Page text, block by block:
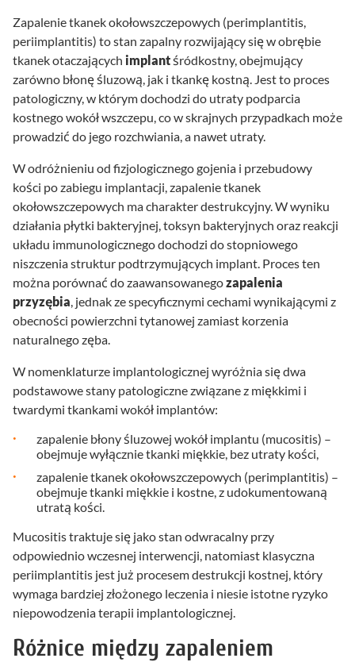
Zapalenie tkanek okołowszczepowych (perimplantitis,
periimplantitis) to stan zapalny rozwijający się w obrębie
tkanek otaczających implantśródkostny, obejmujący
zarówno błonę śluzową, jak i tkankę kostną. Jest to proces
patologiczny, w którym dochodzi do utraty podparcia
kostnego wokół wszczepu, co w skrajnych przypadkach może
prowadzić do jego rozchwiania, a nawet utraty.
W odróżnieniu od fizjologicznego gojenia i przebudowy
kości po zabiegu implantacji, zapalenie tkanek
okołowszczepowych ma charakter destrukcyjny. W wyniku
działania płytki bakteryjnej, toksyn bakteryjnych oraz reakcji
układu immunologicznego dochodzi do stopniowego
niszczenia struktur podtrzymujących implant. Proces ten
można porównać do zaawansowanegozapalenia
przyzębia, jednak ze specyficznymi cechami wynikającymi z
obecności powierzchni tytanowej zamiast korzenia
naturalnego zęba.
W nomenklaturze implantologicznej wyróżnia się dwa
podstawowe stany patologiczne związane z miękkimi i
twardymi tkankami wokół implantów:
zapalenie błony śluzowej wokół implantu (mucositis) –
obejmuje wyłącznie tkanki miękkie, bez utraty kości,
zapalenie tkanek okołowszczepowych (perimplantitis) –
obejmuje tkanki miękkie i kostne, z udokumentowaną
utratą kości.
Mucositis traktuje się jako stan odwracalny przy
odpowiednio wczesnej interwencji, natomiast klasyczna
periimplantitis jest już procesem destrukcji kostnej, który
wymaga bardziej złożonego leczenia i niesie istotne ryzyko
niepowodzenia terapii implantologicznej.
Różnice między zapaleniem